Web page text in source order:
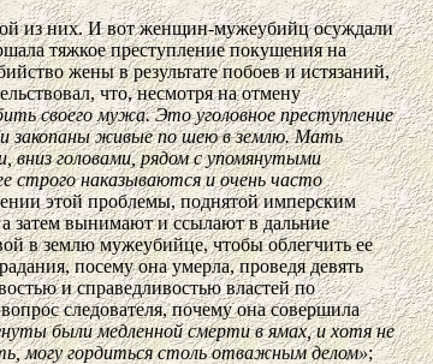
из них. И вот женщин-мужеубийц осуждали
тяжкое преступление покушения на
жены в результате побоев и истязаний,
что, несмотря на отмену
своего мужа. Это уголовное преступление
закопаны живые по шею в землю. Мать
головами, рядом с упомянутыми
строго наказываются и очень часто
этой проблемы, поднятой имперским
затем вынимают и ссылают в дальние
в землю мужеубийце, чтобы облегчить ее
посему она умерла, проведя девять
и справедливостью властей по
следователя, почему она совершила
были медленной смерти в ямах, и хотя не
могу гордиться столь отважным делом»;